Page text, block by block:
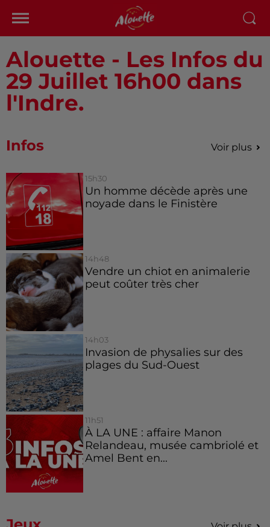
Alouette - Les Infos du
29 Juillet 16h00 dans
l'Indre.
Infos Voir plus
15h30
Un homme décède après une
noyade dans le Finistère
14h48
Vendre un chiot en animalerie
peut coûter très cher
14h03
Invasion de physalies sur des
plages du Sud-Ouest
11h51
À LA UNE : affaire Manon
Relandeau, musée cambriolé et
Amel Bent en...